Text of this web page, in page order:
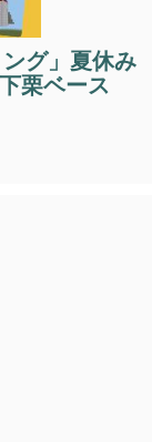
グ」夏休み
栗ベース